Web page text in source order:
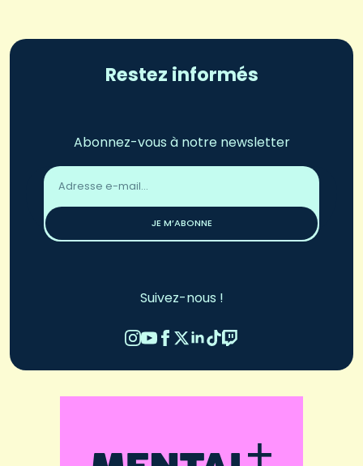
Restez informés
Abonnez-vous à notre newsletter
Adresse
email
JE M’ABONNE
Suivez-nous !